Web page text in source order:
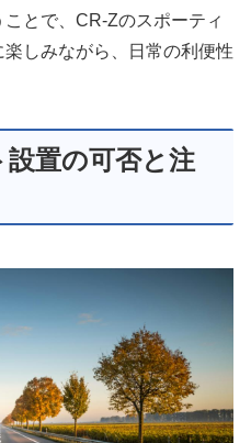
とで、CR-Zのスポーティ
しみながら、日常の利便性
置の可否と注